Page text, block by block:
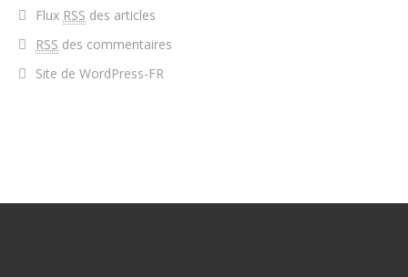
Flux RSS des articles
RSS des commentaires
Site de WordPress-FR